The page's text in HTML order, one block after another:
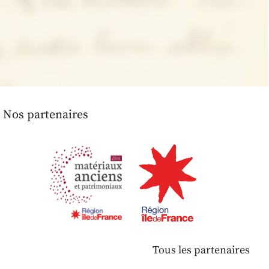
Nos partenaires
Tous les partenaires